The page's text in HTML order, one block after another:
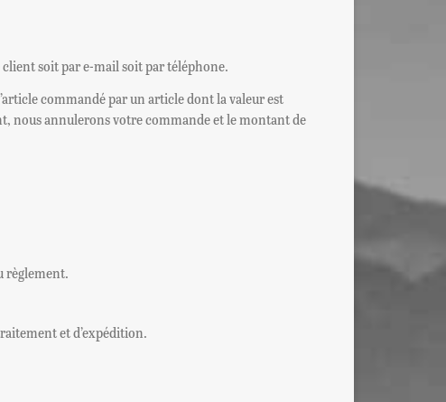
soit par e-mail soit par téléphone.
commandé par un article dont la valeur est
nous annulerons votre commande et le montant de
règlement.
et d’expédition.